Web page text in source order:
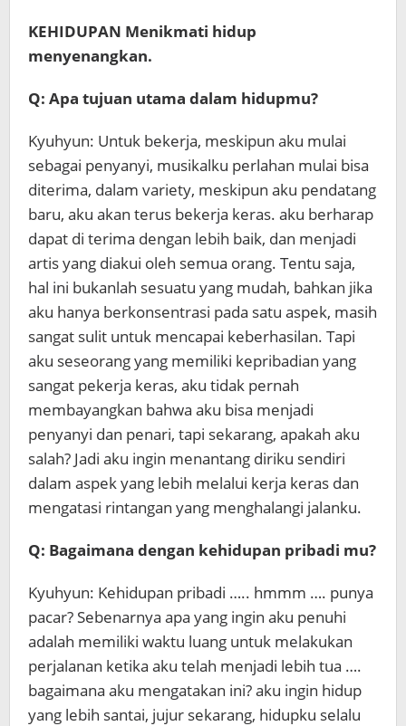
KEHIDUPAN Menikmati hidup
menyenangkan.
Q: Apa tujuan utama dalam hidupmu?
Kyuhyun: Untuk bekerja, meskipun aku mulai
sebagai penyanyi, musikalku perlahan mulai bisa
diterima, dalam variety, meskipun aku pendatang
baru, aku akan terus bekerja keras. aku berharap
dapat di terima dengan lebih baik, dan menjadi
artis yang diakui oleh semua orang. Tentu saja,
hal ini bukanlah sesuatu yang mudah, bahkan jika
aku hanya berkonsentrasi pada satu aspek, masih
sangat sulit untuk mencapai keberhasilan. Tapi
aku seseorang yang memiliki kepribadian yang
sangat pekerja keras, aku tidak pernah
membayangkan bahwa aku bisa menjadi
penyanyi dan penari, tapi sekarang, apakah aku
salah? Jadi aku ingin menantang diriku sendiri
dalam aspek yang lebih melalui kerja keras dan
mengatasi rintangan yang menghalangi jalanku.
Q: Bagaimana dengan kehidupan pribadi mu?
Kyuhyun: Kehidupan pribadi ….. hmmm …. punya
pacar? Sebenarnya apa yang ingin aku penuhi
adalah memiliki waktu luang untuk melakukan
perjalanan ketika aku telah menjadi lebih tua ….
bagaimana aku mengatakan ini? aku ingin hidup
yang lebih santai, jujur ​​sekarang, hidupku selalu